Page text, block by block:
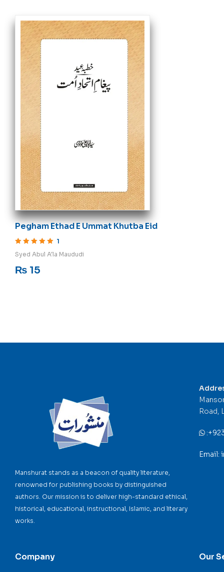
Pegham Ethad E Ummat Khutba Eid
1
Syed Abul A'la Maududi
₨ 15
Manshurat stands as a beacon of quality literature,
renowned for publishing books by distinguished
authors. Our mission is to deliver high-standard ethical,
historical, educational, instructional, Islamic, and literary
works.
Company Our
Road,
:
Email: